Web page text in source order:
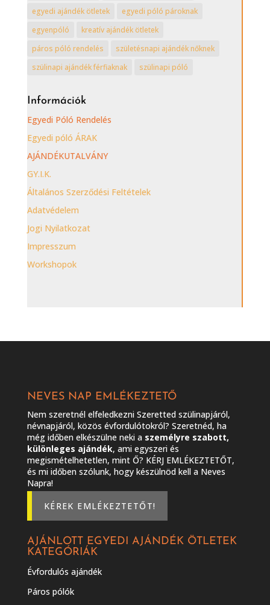
egyedi ajándék ötletek
egyedi póló pároknak
egyenpóló
kreatív ajándék ötletek
páros póló rendelés
születésnapi ajándék nőknek
szülinapi ajándék férfiaknak
szülinapi póló
Információk
Egyedi Póló Rendelés
Egyedi póló ÁRAK
AJÁNDÉKUTALVÁNY
GY.I.K.
Általános Szerződési Feltételek
Adatvédelem
Jogi Nyilatkozat
Impresszum
Workshopok
NEVES NAP EMLÉKEZTETŐ
Nem szeretnél elfeledkezni Szeretted szülinapjáról,
névnapjáról, közös évfordulótokról? Szeretnéd, ha
még időben elkészülne neki a személyre szabott,
különleges ajándék, ami egyszeri és
megismételhetetlen, mint Ő? KÉRJ EMLÉKEZTETŐT,
és mi időben szólunk, hogy készülnöd kell a Neves
Napra!
KÉREK EMLÉKEZTETŐT!
AJÁNLOTT EGYEDI AJÁNDÉK ÖTLETEK
KATEGÓRIÁK
Évfordulós ajándék
Páros pólók